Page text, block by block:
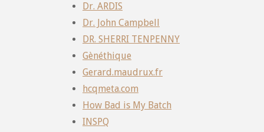
Dr. ARDIS
Dr. John Campbell
DR. SHERRI TENPENNY
Gènéthique
Gerard.maudrux.fr
hcqmeta.com
How Bad is My Batch
INSPQ